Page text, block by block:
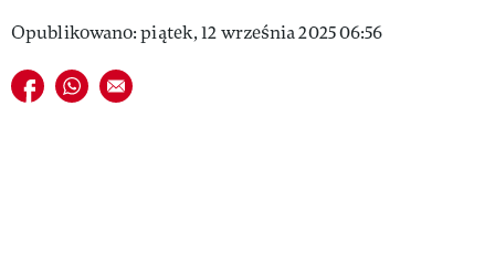
Opublikowano: piątek, 12 września 2025 06:56
Udostępnij na facebook
Udostępnij na whatsapp
E-mail do przyjaciela